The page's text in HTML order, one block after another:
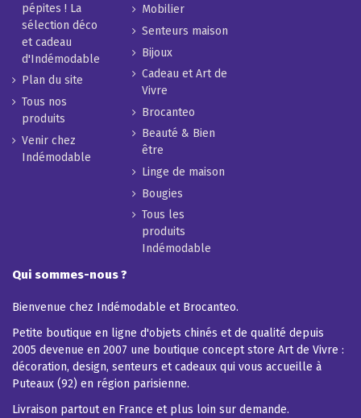
pépites ! La
sélection déco
et cadeau
d'Indémodable
Plan du site
Tous nos
produits
Venir chez
Indémodable
Mobilier
Senteurs maison
Bijoux
Cadeau et Art de
Vivre
Brocanteo
Beauté & Bien
être
Linge de maison
Bougies
Tous les
produits
Indémodable
Qui sommes-nous ?
Bienvenue chez Indémodable et Brocanteo.
Petite boutique en ligne d'objets chinés et de qualité depuis
2005 devenue en 2007 une boutique concept store Art de Vivre :
décoration, design, senteurs et cadeaux qui vous accueille à
Puteaux (92) en région parisienne.
Livraison partout en France et plus loin sur demande.